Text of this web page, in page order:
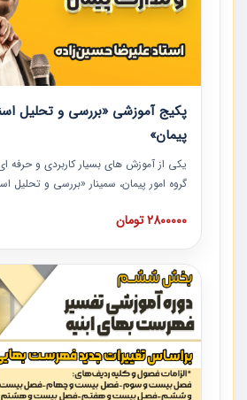
پکیج آموزشی «بررسی و تحلیل
پیمان»
یکی از آموزش‏‏‏‏‏‏ های بسیار کاربردی و حرفه‏
گروه امور پیمان، سمینار «بررسی و تحلیل
است که در دانشگاه صنعتی شریف ارائه
نکات کلیدی مربوط به اسناد و مدارک
پیمان به همراه تجربیات عملی در این
2800000 تومان